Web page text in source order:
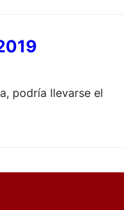
podría llevarse el